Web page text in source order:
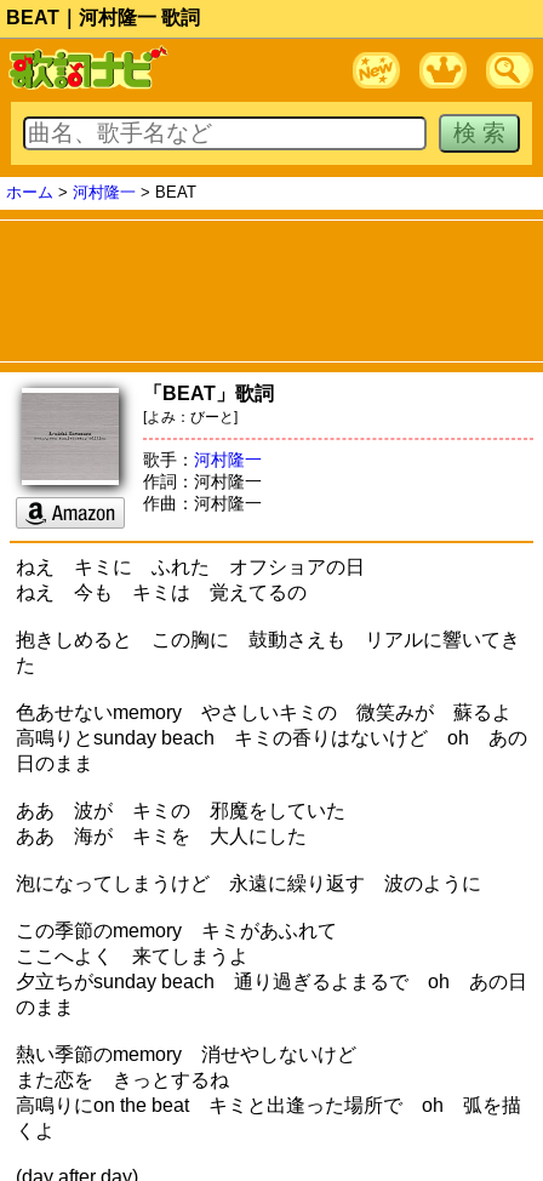
BEAT｜河村隆一 歌詞
ホーム > 河村隆一 > BEAT
「BEAT」歌詞
[よみ：びーと]
歌手： 河村隆一
作詞：河村隆一
作曲：河村隆一
ねえ キミに ふれた オフショアの日
ねえ 今も キミは 覚えてるの
抱きしめると この胸に 鼓動さえも リアルに響いてき
た
色あせないmemory やさしいキミの 微笑みが 蘇るよ
高鳴りとsunday beach キミの香りはないけど oh あの
日のまま
ああ 波が キミの 邪魔をしていた
ああ 海が キミを 大人にした
泡になってしまうけど 永遠に繰り返す 波のように
この季節のmemory キミがあふれて
ここへよく 来てしまうよ
夕立ちがsunday beach 通り過ぎるよまるで oh あの日
のまま
熱い季節のmemory 消せやしないけど
また恋を きっとするね
高鳴りにon the beat キミと出逢った場所で oh 弧を描
くよ
(day after day)